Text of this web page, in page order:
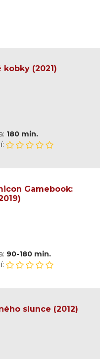
kobky (2021)
180 min.
Gamebook:
90-180 min.
slunce (2012)